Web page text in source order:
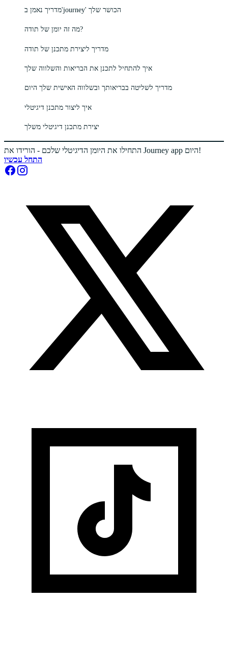
מדריך נאמן ב'journey' הכושר שלך
מה זה יומן של תודה?
מדריך ליצירת מתכנן של תודה
איך להתחיל לתכנן את הבריאות והשלווה שלך
מדריך לשליטה בבריאותך ובשלווה האישית שלך היום
איך ליצור מתכנן דיגיטלי
יצירת מתכנן דיגיטלי משלך
התחילו את היומן הדיגיטלי שלכם - הורידו את Journey app היום!
התחל עכשיו